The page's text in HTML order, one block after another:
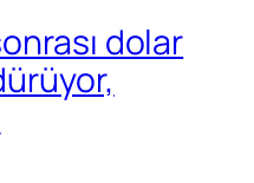
dolar